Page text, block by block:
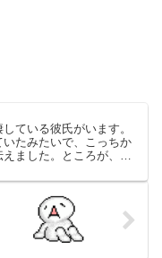
している彼氏がいます。
たみたいで、こっちか
ました。ところが、彼
明】